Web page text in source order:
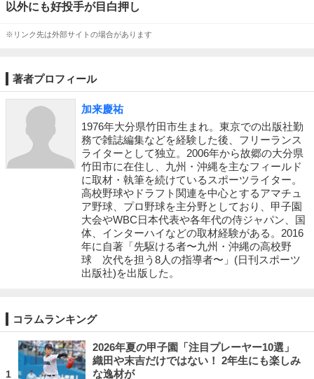
以外にも好投手が目白押し
※リンク先は外部サイトの場合があります
著者プロフィール
加来慶祐
1976年大分県竹田市生まれ。東京での出版社勤
務で雑誌編集などを経験した後、フリーランス
ライターとして独立。2006年から故郷の大分県
竹田市に在住し、九州・沖縄を主なフィールド
に取材・執筆を続けているスポーツライター。
高校野球やドラフト関連を中心とするアマチュ
ア野球、プロ野球を主分野としており、甲子園
大会やWBC日本代表や各年代の侍ジャパン、国
体、インターハイなどの取材経験がある。2016
年に自著「先駆ける者〜九州・沖縄の高校野
球 次代を担う8人の指導者〜」(日刊スポーツ
出版社)を出版した。
コラムランキング
1
2026年夏の甲子園「注目プレーヤー10選」
織田や末吉だけではない！ 2年生にも楽しみ
な逸材が